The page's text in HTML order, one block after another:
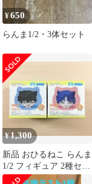
¥650
らんま1/2・3体セット
¥1,300
新品 おひるねこ らんま
1/2 フィギュア 2種セッ
ト 早乙女乱馬 天道あか